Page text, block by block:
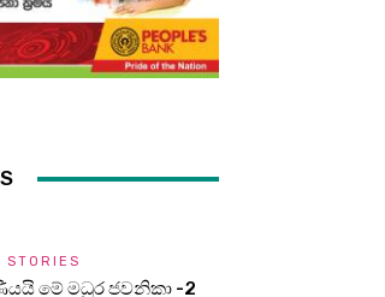
STORIES
මේ මධුර ජවනිකා -2